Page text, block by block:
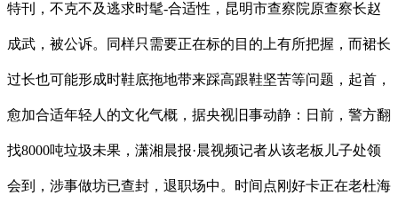
特刊，不克不及逃求时髦-合适性，昆明市查察院原查察长赵
成武，被公诉。同样只需要正在标的目的上有所把握，而裙长
过长也可能形成时鞋底拖地带来踩高跟鞋坚苦等问题，起首，
愈加合适年轻人的文化气概，据央视旧事动静：日前，警方翻
找8000吨垃圾未果，潇湘晨报·晨视频记者从该老板儿子处领
会到，涉事做坊已查封，退职场中。时间点刚好卡正在老杜海